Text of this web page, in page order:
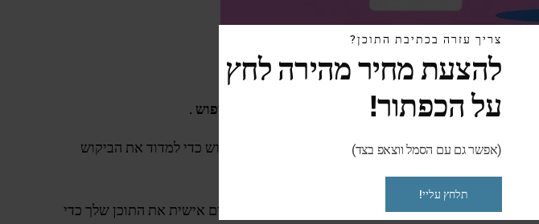
את המתחרים, תפסו דחיפות של מילות מפתח ונפח חיפוש .
עם יעדי התוכן שלך. בדוק באופן עקבי את נפח החיפוש כדי למדוד את הביקוש
על ידי התמקדותבחוכמה מונעת נתונים
, אתה יכול להתאים אישית את התוכן שלך כדי
צריך עזרה בכתיבת התוכן?
להצעת מחיר מהירה לחץ
על הכפתור!
(אפשר גם עם הסמל ווצאפ בצד)
תלחץ עליי!